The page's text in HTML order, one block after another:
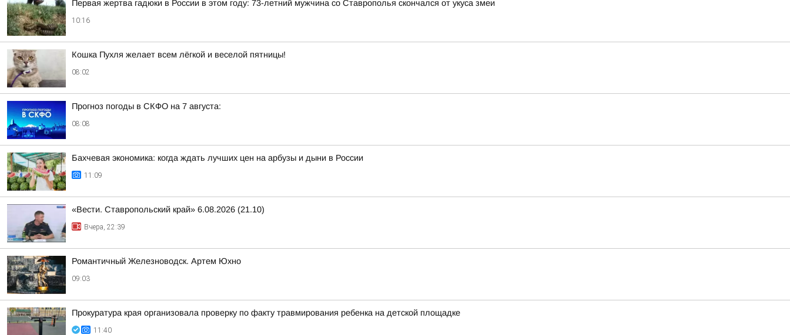
Первая жертва гадюки в России в этом году: 73-летний мужчина со Ставрополья скончался от укуса змеи
10:16
Кошка Пухля желает всем лёгкой и веселой пятницы!
08:02
Прогноз погоды в СКФО на 7 августа:
08:08
Бахчевая экономика: когда ждать лучших цен на арбузы и дыни в России
11:09
«Вести. Ставропольский край» 6.08.2026 (21.10)
Вчера, 22:39
Романтичный Железноводск. Артем Юхно
09:03
Прокуратура края организовала проверку по факту травмирования ребенка на детской площадке
11:40